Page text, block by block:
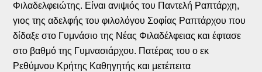
Φιλαδελφειώτης. Είναι ανιψιός του Παντελή Ραπτάρχη,
γιος της αδελφής του φιλολόγου Σοφίας Ραπτάρχου που
δίδαξε στο Γυμνάσιο της Νέας Φιλαδέλφειας και έφτασε
στο βαθμό της Γυμνασιάρχου. Πατέρας του ο εκ
Ρεθύμνου Κρήτης Καθηγητής και μετέπειτα